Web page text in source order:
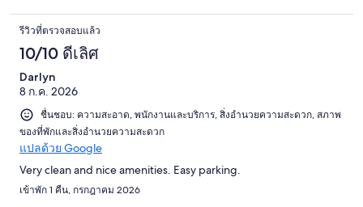
รีวิวที่ตรวจสอบแล้ว
10/10 ดีเลิศ
Darlyn
8 ก.ค. 2026
ชื่นชอบ: ความสะอาด, พนักงานและบริการ, สิ่งอำนวยความสะดวก, สภาพ
ของที่พักและสิ่งอำนวยความสะดวก
แปลด้วย Google
Very clean and nice amenities. Easy parking.
เข้าพัก 1 คืน, กรกฎาคม 2026